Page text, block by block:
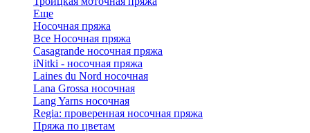
Еще
Носочная пряжа
Все Носочная пряжа
Casagrande носочная пряжа
iNitki - носочная пряжа
Laines du Nord носочная
Lana Grossa носочная
Lang Yarns носочная
Regia: проверенная носочная пряжа
Пряжа по цветам